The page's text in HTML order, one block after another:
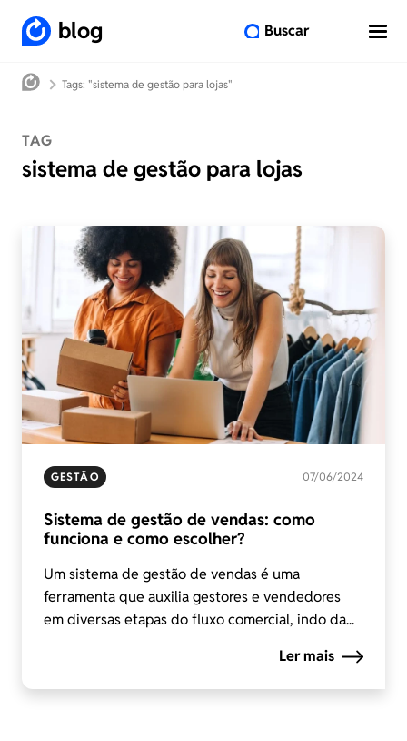
blog Buscar
Tags: "sistema de gestão para lojas"
TAG
sistema de gestão para lojas
GESTÃO 07/06/2024
Sistema de gestão de vendas: como
funciona e como escolher?
Um sistema de gestão de vendas é uma
ferramenta que auxilia gestores e vendedores
em diversas etapas do fluxo comercial, indo da...
Ler mais